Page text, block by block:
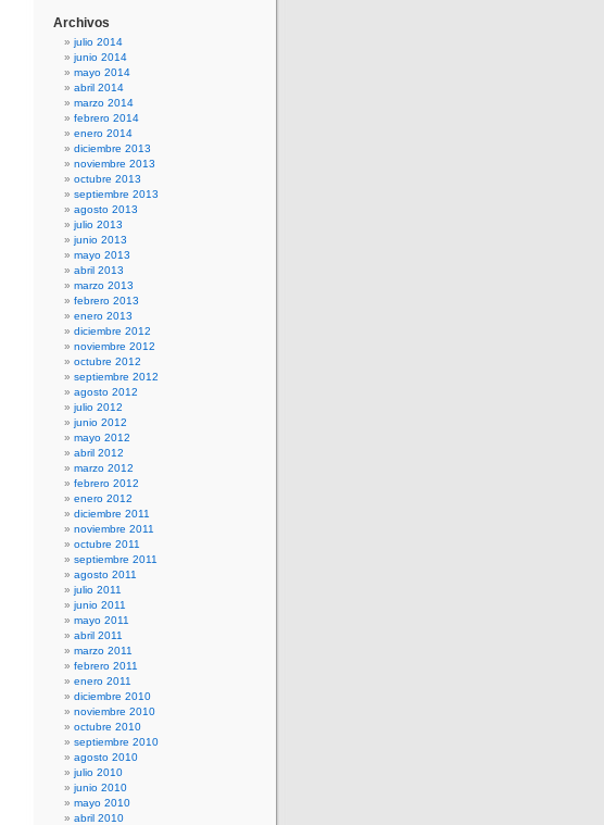
Archivos
julio 2014
junio 2014
mayo 2014
abril 2014
marzo 2014
febrero 2014
enero 2014
diciembre 2013
noviembre 2013
octubre 2013
septiembre 2013
agosto 2013
julio 2013
junio 2013
mayo 2013
abril 2013
marzo 2013
febrero 2013
enero 2013
diciembre 2012
noviembre 2012
octubre 2012
septiembre 2012
agosto 2012
julio 2012
junio 2012
mayo 2012
abril 2012
marzo 2012
febrero 2012
enero 2012
diciembre 2011
noviembre 2011
octubre 2011
septiembre 2011
agosto 2011
julio 2011
junio 2011
mayo 2011
abril 2011
marzo 2011
febrero 2011
enero 2011
diciembre 2010
noviembre 2010
octubre 2010
septiembre 2010
agosto 2010
julio 2010
junio 2010
mayo 2010
abril 2010